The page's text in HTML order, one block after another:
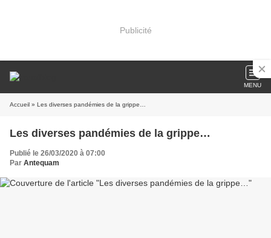
Publicité
MENU
Accueil » Les diverses pandémies de la grippe…
Les diverses pandémies de la grippe…
Publié le 26/03/2020 à 07:00
Par Antequam